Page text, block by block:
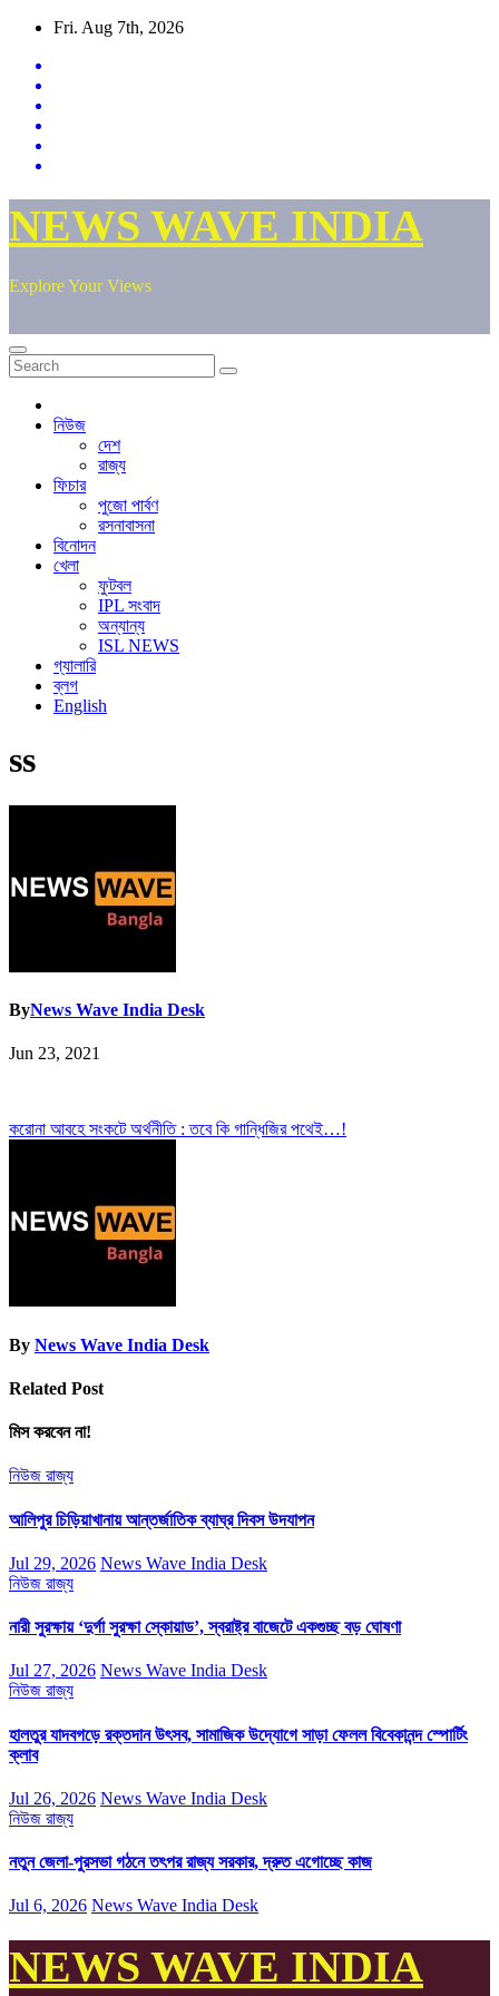
Skip
content
Fri. Aug 7th, 2026
NEWS WAVE INDIA
Explore Your Views
নিউজ
দেশ
রাজ্য
ফিচার
পুজো পার্বণ
রসনাবাসনা
বিনোদন
খেলা
ফুটবল
IPL সংবাদ
অন্যান্য
ISL NEWS
গ্যালারি
ব্লগ
English
ss
ByNews Wave India Desk
Jun 23, 2021
Post
করোনা আবহে সংকটে অর্থনীতি : তবে কি গান্ধিজির পথেই…!
By News Wave India Desk
Related Post
মিস করবেন না!
নিউজ রাজ্য
আলিপুর চিড়িয়াখানায় আন্তর্জাতিক ব্যাঘ্র দিবস উদযাপন
Jul 29, 2026 News Wave India Desk
নিউজ রাজ্য
নারী সুরক্ষায় ‘দুর্গা সুরক্ষা স্কোয়াড’, স্বরাষ্ট্র বাজেটে একগুচ্ছ বড় ঘোষণা
Jul 27, 2026 News Wave India Desk
নিউজ রাজ্য
হালতুর যাদবগড়ে রক্তদান উৎসব, সামাজিক উদ্যোগে সাড়া ফেলল বিবেকানন্দ স্পোর্টিং
ক্লাব
Jul 26, 2026 News Wave India Desk
নিউজ রাজ্য
নতুন জেলা-পুরসভা গঠনে তৎপর রাজ্য সরকার, দ্রুত এগোচ্ছে কাজ
Jul 6, 2026 News Wave India Desk
NEWS WAVE INDIA